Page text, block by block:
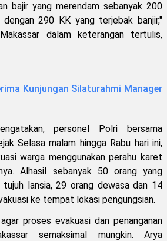
bajir yang merendam sebanyak 200
290 KK yang terjebak banjir,"
dalam keterangan tertulis,
Kunjungan Silaturahmi Manager
personel Polri bersama
Selasa malam hingga Rabu hari ini,
warga menggunakan perahu karet
Alhasil sebanyak 50 orang yang
lansia, 29 orang dewasa dan 14
ke tempat lokasi pengungsian.
proses evakuasi dan penanganan
semaksimal mungkin. Arya